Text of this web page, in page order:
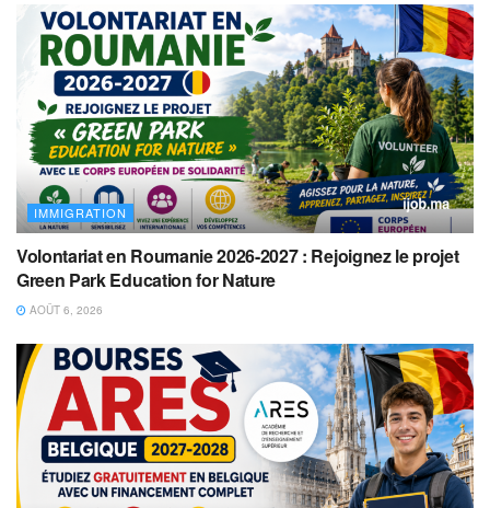
IMMIGRATION
Volontariat en Roumanie 2026-2027 : Rejoignez le projet
Green Park Education for Nature
AOÛT 6, 2026